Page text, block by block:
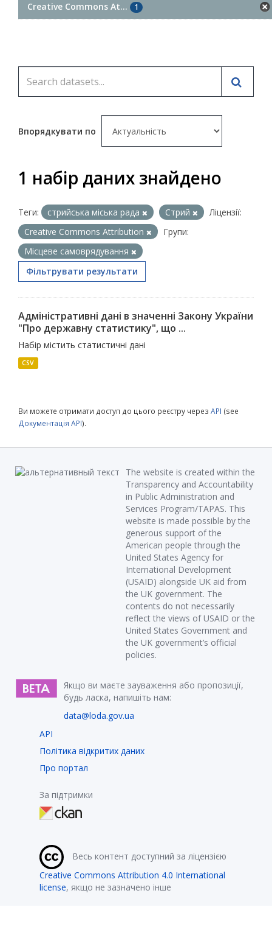
Creative Commons At... 1
Впорядкувати по
1 набір даних знайдено
Теги: стрийська міська рада Стрий
Ліцензії:
Creative Commons Attribution
Групи:
Місцеве самоврядування
Фільтрувати результати
Адміністративні дані в значенні Закону України
"Про державну статистику", що ...
Набір містить статистичні дані
CSV
Ви можете отримати доступ до цього реєстру через API (see
Документація API).
The website is created within the
Transparency and Accountability
in Public Administration and
Services Program/TAPAS. This
website is made possible by the
generous support of the
American people through the
United States Agency for
International Development
(USAID) alongside UK aid from
the UK government. The
contents do not necessarily
reflect the views of USAID or the
United States Government and
the UK government’s official
policies.
Якщо ви маєте зауваження або пропозиції,
будь ласка, напишіть нам:
data@loda.gov.ua
API
Політика відкритих даних
Про портал
За підтримки
Весь контент доступний за ліцензією
Creative Commons Attribution 4.0 International
license, якщо не зазначено інше